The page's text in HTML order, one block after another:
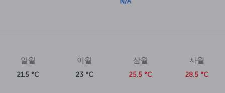
일월
21.5 °C
이월
23 °C
삼월
25.5 °C
사월
28.5 °C